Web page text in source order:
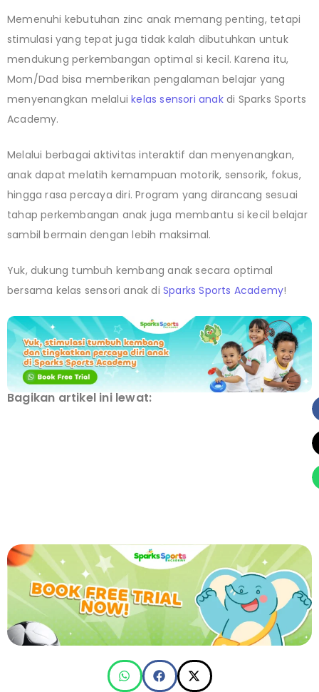
Memenuhi kebutuhan zinc anak memang penting, tetapi
stimulasi yang tepat juga tidak kalah dibutuhkan untuk
mendukung perkembangan optimal si kecil. Karena itu,
Mom/Dad bisa memberikan pengalaman belajar yang
menyenangkan melaluikelas sensori anakdi Sparks Sports
Academy.
Melalui berbagai aktivitas interaktif dan menyenangkan,
anak dapat melatih kemampuan motorik, sensorik, fokus,
hingga rasa percaya diri. Program yang dirancang sesuai
tahap perkembangan anak juga membantu si kecil belajar
sambil bermain dengan lebih maksimal.
Yuk, dukung tumbuh kembang anak secara optimal
bersama kelas sensori anak di Sparks Sports Academy!
Bagikan artikel ini lewat: